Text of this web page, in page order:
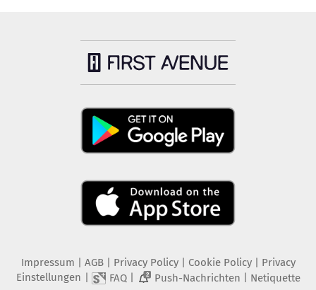
Impressum AGB Privacy Policy| Cookie Policy| Privacy
Einstellungen
FAQ| 2 Push-Nachrichten Netiquette